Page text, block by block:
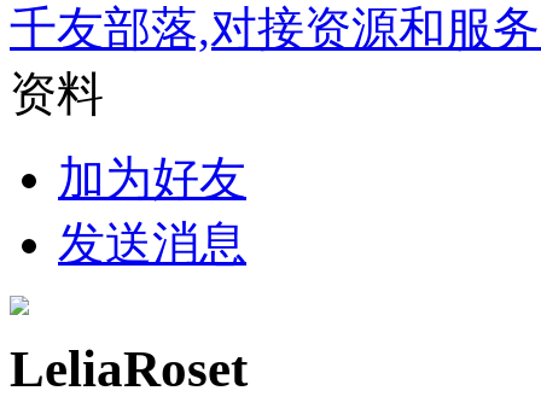
千友部落,对接资源和服
资料
加为好友
发送消息
LeliaRoset